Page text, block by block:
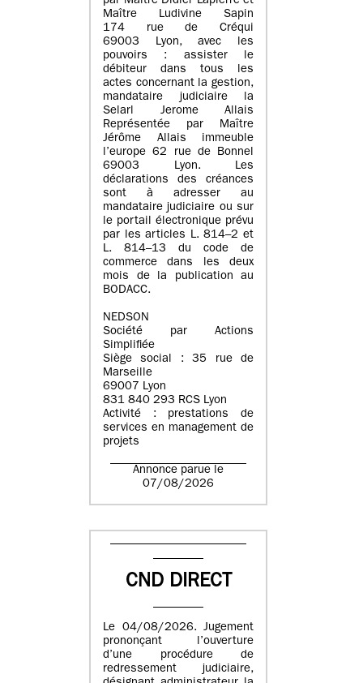
Maître Ludivine Sapin
174 rue de Créqui
69003 Lyon, avec les
pouvoirs : assister le
débiteur dans tous les
actes concernant la gestion,
mandataire judiciaire la
Selarl Jerome Allais
Représentée par Maître
Jérôme Allais immeuble
l’europe 62 rue de Bonnel
69003 Lyon. Les
déclarations des créances
sont à adresser au
mandataire judiciaire ou sur
le portail électronique prévu
par les articles L. 814–2 et
L. 814–13 du code de
commerce dans les deux
mois de la publication au
BODACC.
NEDSON
Société par Actions
Simplifiée
Siège social : 35 rue de
Marseille
69007 Lyon
831 840 293 RCS Lyon
Activité : prestations de
services en management de
projets
Annonce parue le
07/08/2026
CND DIRECT
Le 04/08/2026. Jugement
prononçant l’ouverture
d’une procédure de
redressement judiciaire,